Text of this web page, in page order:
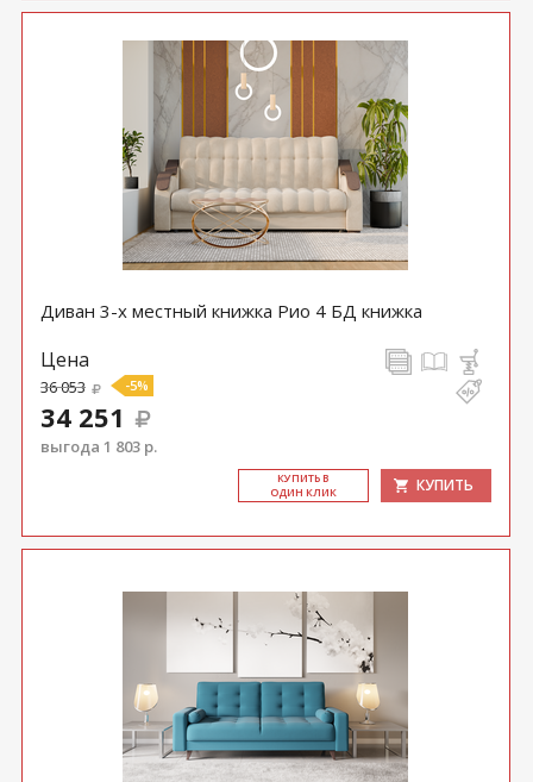
Диван 3-х местный книжка Рио 4 БД книжка
Цена
36 053 -5%
34 251
выгода 1 803 р.
КУ­ПИТЬ В
ОДИН КЛИК
КУПИТЬ